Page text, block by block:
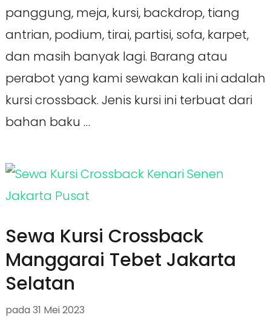
panggung, meja, kursi, backdrop, tiang
antrian, podium, tirai, partisi, sofa, karpet,
dan masih banyak lagi. Barang atau
perabot yang kami sewakan kali ini adalah
kursi crossback. Jenis kursi ini terbuat dari
bahan baku …
Sewa Kursi Crossback
Manggarai Tebet Jakarta
Selatan
pada 31 Mei 2023